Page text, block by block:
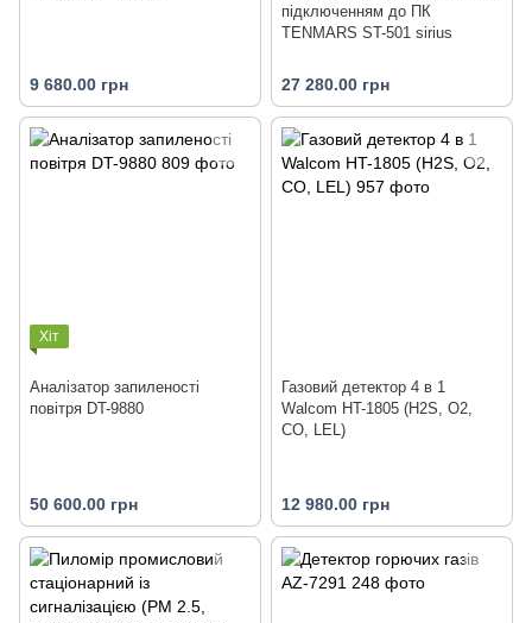
9 680.00 грн
підключенням до ПК
TENMARS ST-501 sirius
27 280.00 грн
Хіт
Аналізатор запиленості
повітря DT-9880
50 600.00 грн
Газовий детектор 4 в 1
Walcom HT-1805 (H2S, O2,
СО, LEL)
12 980.00 грн